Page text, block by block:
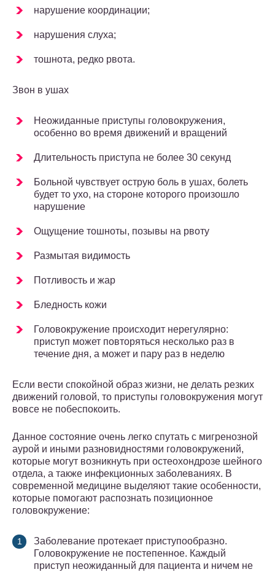
нарушение координации;
нарушения слуха;
тошнота, редко рвота.
Звон в ушах
Неожиданные приступы головокружения,
особенно во время движений и вращений
Длительность приступа не более 30 секунд
Больной чувствует острую боль в ушах, болеть
будет то ухо, на стороне которого произошло
нарушение
Ощущение тошноты, позывы на рвоту
Размытая видимость
Потливость и жар
Бледность кожи
Головокружение происходит нерегулярно:
приступ может повторяться несколько раз в
течение дня, а может и пару раз в неделю
Если вести спокойной образ жизни, не делать резких
движений головой, то приступы головокружения могут
вовсе не побеспокоить.
Данное состояние очень легко спутать с мигренозной
аурой и иными разновидностями головокружений,
которые могут возникнуть при остеохондрозе шейного
отдела, а также инфекционных заболеваниях. В
современной медицине выделяют такие особенности,
которые помогают распознать позиционное
головокружение:
Заболевание протекает приступообразно.
Головокружение не постепенное. Каждый
приступ неожиданный для пациента и ничем не